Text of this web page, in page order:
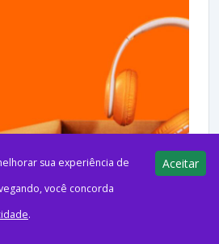
sua experiência de
você concorda
.
Aceitar